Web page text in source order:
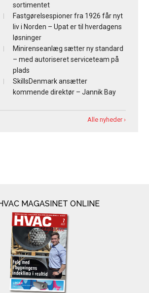
sortimentet
Fastgørelsespioner fra 1926 får nyt
liv i Norden – Upat er til hverdagens
løsninger
Minirenseanlæg sætter ny standard
– med autoriseret serviceteam på
plads
SkillsDenmark ansætter
kommende direktør – Jannik Bay
Alle nyheder ›
MAGASINET ONLINE